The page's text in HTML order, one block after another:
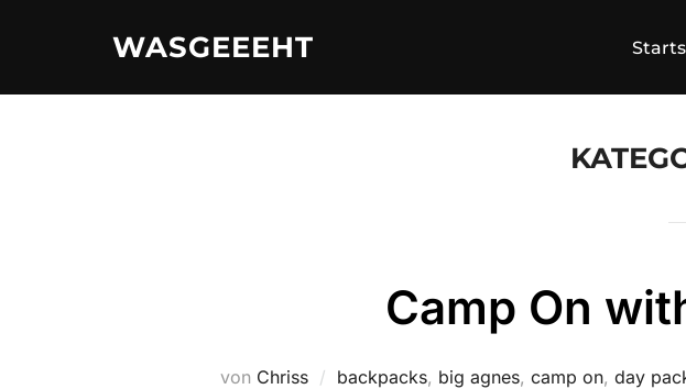
WASGEEEHT
Camp On
von Chriss backpacks, big agnes, camp on, day